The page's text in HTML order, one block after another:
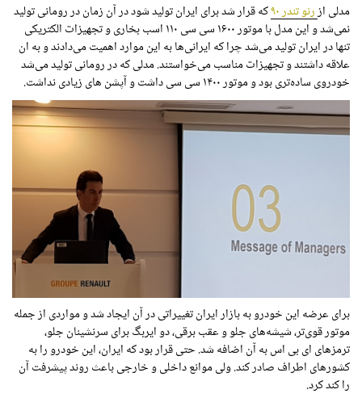
مدلی ازرنو تندر ۹۰
که قرار شد برای ایران تولید شود در آن زمان در رومانی تولید
نمی‌شد و این مدل با موتور ۱۶۰۰ سی سی ۱۱۰ اسب بخاری و تجهیزات الکتریکی
تنها در ایران تولید می‌شد چرا که ایرانی‌ها به این موارد اهمیت می‌دادند و به ان
علاقه داشتند و تجهیزات مناسب می‌خواستند. مدلی که در رومانی تولید می‌شد
خودروی ساده‌تری بود و موتور ۱۴۰۰ سی سی داشت و آپشن های زیادی نداشت.
برای عرضه این خودرو به بازار ایران تغییراتی در آن ایجاد شد و مواردی از جمله
موتور قوی‌تر، شیشه‌های جلو و عقب برقی، دو ایربگ برای سرنشینان جلو،
ترمزهای ای بی اس به آن اضافه شد. حتی قرار بود که ایران، این خودرو را به
کشورهای اطراف صادر کند. ولی موانع داخلی و خارجی باعث روند پیشرفت آن
را کند کرد.